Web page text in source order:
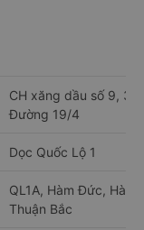
CH xăng dầu số 9,
Đường 19/4
Dọc Quốc Lộ 1
QL1A, Hàm Đức, Hàm
Thuận Bắc